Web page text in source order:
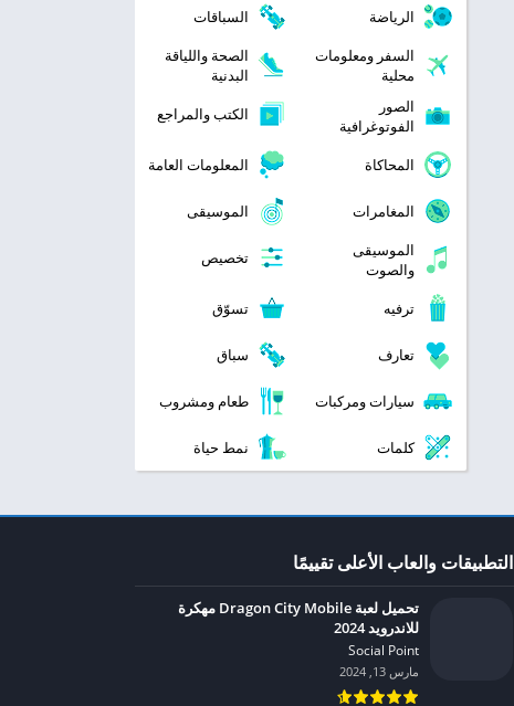
الرياضة
السباقات
السفر ومعلومات
محلية
الصحة واللياقة
البدنية
الصور
الفوتوغرافية
الكتب والمراجع
المحاكاة المعلومات العامة
المغامرات
الموسيقى
الموسيقى
والصوت
تخصيص
ترفيه تسوّق
تعارف سباق
سيارات ومركبات طعام ومشروب
كلمات نمط حياة
التطبيقات والعاب الأعلى تقييمًا
تحميل لعبة Dragon City Mobile مهكرة
للاندرويد 2024
Social Point‏
مارس 13, 2024